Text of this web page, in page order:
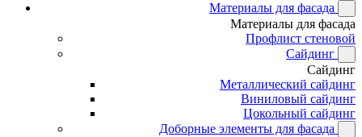
Материалы для фасада
Материалы для фасада
Профлист стеновой
Сайдинг
Сайдинг
Металлический сайдинг
Виниловый сайдинг
Цокольный сайдинг
Доборные элементы для фасада